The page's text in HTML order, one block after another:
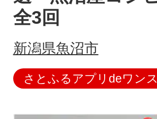
全3回
新潟県魚沼市
さとふるアプリdeワン